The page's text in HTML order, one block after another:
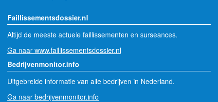
Faillissementsdossier.nl
Altijd de meeste actuele faillissementen en surseances.
Ga naar www.faillissementsdossier.nl
Bedrijvenmonitor.info
Uitgebreide informatie van alle bedrijven in Nederland.
Ga naar bedrijvenmonitor.info